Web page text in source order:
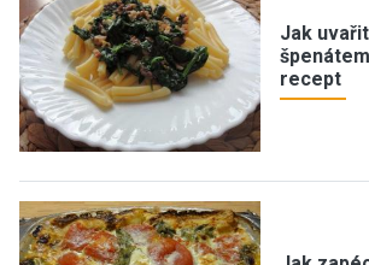
Jak
recept